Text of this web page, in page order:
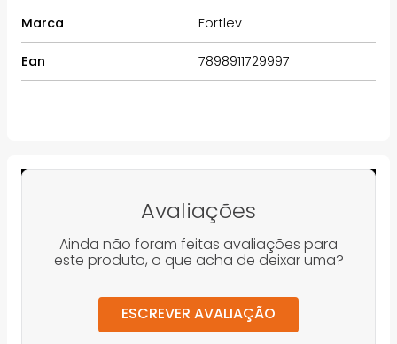
Marca Fortlev
Ean 7898911729997
Avaliações
Ainda não foram feitas avaliações para
este produto, o que acha de deixar uma?
ESCREVER AVALIAÇÃO